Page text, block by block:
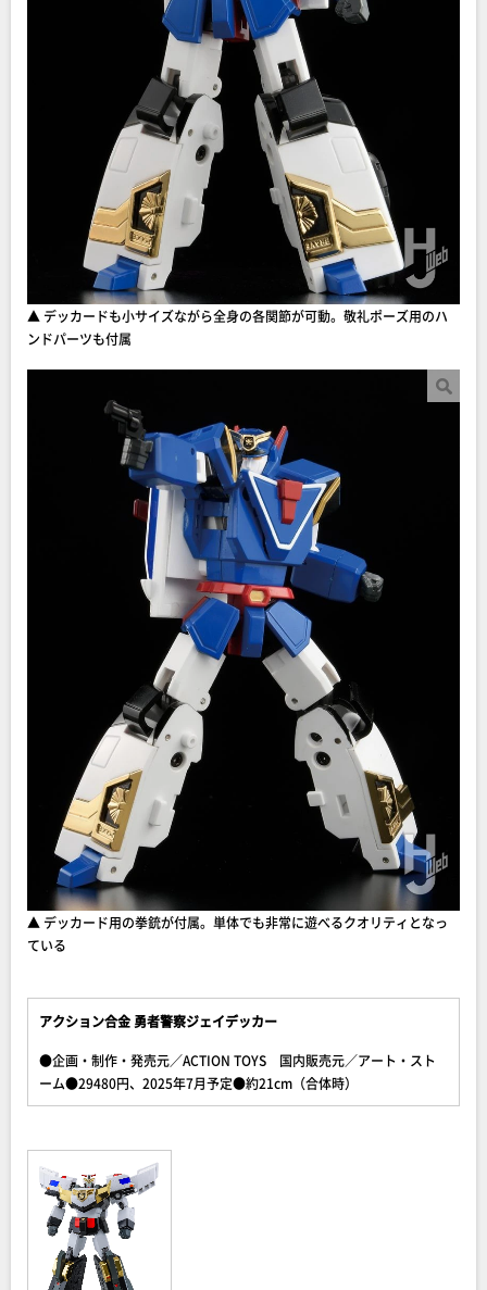
▲ デッカードも小サイズながら全身の各関節が可動。敬礼ポーズ用のハ
ンドパーツも付属
▲ デッカード用の拳銃が付属。単体でも非常に遊べるクオリティとなっ
ている
アクション合金 勇者警察ジェイデッカー
●企画・制作・発売元／ACTION TOYS 国内販売元／アート・スト
ーム●29480円、2025年7月予定●約21cm（合体時）